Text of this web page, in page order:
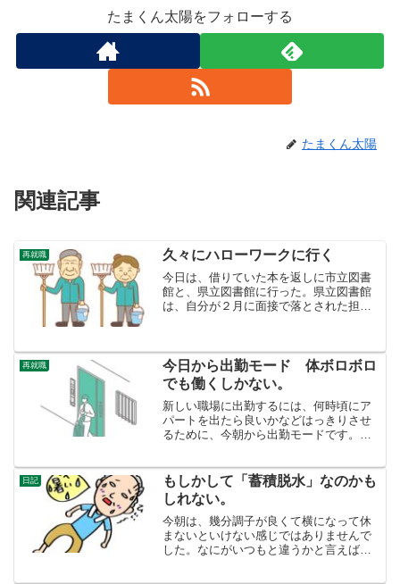
たまくん太陽をフォローする
たまくん太陽
関連記事
再就職 久々にハローワークに行く
今日は、借りていた本を返しに市立図書
館と、県立図書館に行った。県立図書館
は、自分が２月に面接で落とされた担当
に会う度に、若い女性で、自...
再就職
今日から出勤モード 体ボロボロ
でも働くしかない。
新しい職場に出勤するには、何時頃にア
パートを出たら良いかなどはっきりさせ
るために、今朝から出勤モードです。朝6
で）、７時１５分に出発しました。６時
３０分起床でもいいかも...
日記
もしかして「蓄積脱水」なのかも
しれない。
今朝は、幾分調子が良くて横になって休
まないといけない感じではありませんで
した。なにがいつもと違うかと言えば、